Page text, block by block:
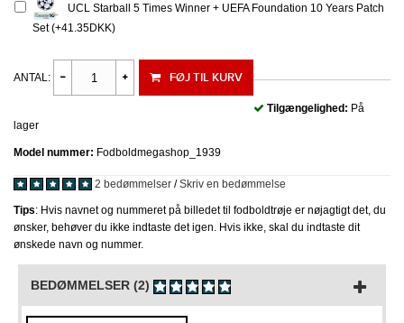
UCL Starball 5 Times Winner + UEFA Foundation 10 Years Patch
Set (+41.35DKK)
ANTAL: FØJ TIL KURV
Tilgængelighed: På
lager
Model nummer: Fodboldmegashop_1939
2 bedømmelser /Skriv en bedømmelse
Tips: Hvis navnet og nummeret på billedet til fodboldtrøje er nøjagtigt det, du
ønsker, behøver du ikke indtaste det igen. Hvis ikke, skal du indtaste dit
ønskede navn og nummer.
BEDØMMELSER (2)